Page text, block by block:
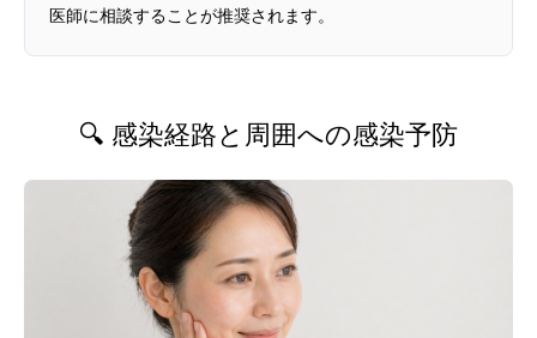
医師に相談することが推奨されます。
🔍 感染経路と周囲への感染予防